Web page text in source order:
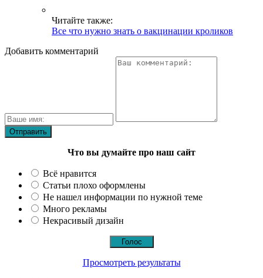
Читайте также:
Все что нужно знать о вакцинации кроликов
Добавить комментарий
Что вы думайте про наш сайт
Всё нравится
Статьи плохо оформлены
Не нашел информации по нужной теме
Много рекламы
Некрасивый дизайн
Просмотреть результаты